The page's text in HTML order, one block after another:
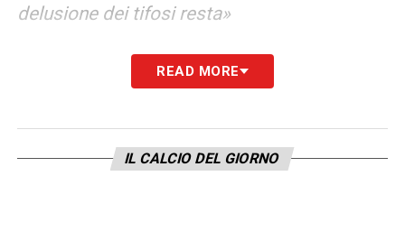
delusione dei tifosi resta»
– «Non è ancora al 100%, ma è
pronto per essere titolare».
LA PLAYLIST DELLE NOSTRE TOP NEWS
READ MORE
IL CALCIO DEL GIORNO